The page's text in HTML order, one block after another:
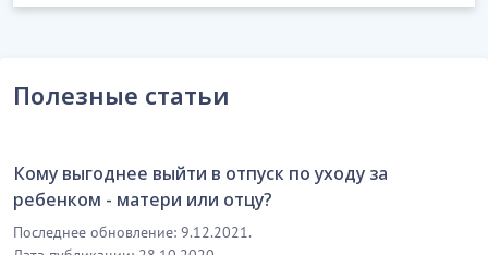
Полезные статьи
Кому выгоднее выйти в отпуск по уходу за
ребенком - матери или отцу?
Последнее обновление: 9.12.2021.